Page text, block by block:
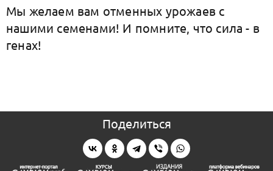
Мы желаем вам отменных урожаев с
нашими семенами! И помните, что сила - в
генах!
Поделиться